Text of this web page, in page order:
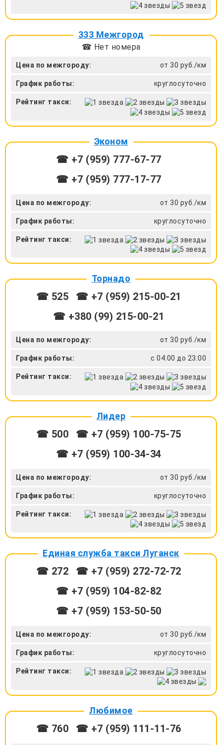
333 Межгород
☎ Нет номера
Цена по межгороду: от 30 руб./км
График работы: круглосуточно
Рейтинг такси:
Эконом
☎ +7 (959) 777-67-77
☎ +7 (959) 777-17-77
Цена по межгороду: от 30 руб./км
График работы: круглосуточно
Рейтинг такси:
Торнадо
☎ 525
☎ +7 (959) 215-00-21
☎ +380 (99) 215-00-21
Цена по межгороду: от 30 руб./км
График работы: с 04:00 до 23:00
Рейтинг такси:
Лидер
☎ 500
☎ +7 (959) 100-75-75
☎ +7 (959) 100-34-34
Цена по межгороду: от 30 руб./км
График работы: круглосуточно
Рейтинг такси:
Единая служба такси Луганск
☎ 272
☎ +7 (959) 272-72-72
☎ ‎+7 (959) 104-82-82
☎ +7 (959) 153-50-50
Цена по межгороду: от 30 руб./км
График работы: круглосуточно
Рейтинг такси:
Любимое
☎ 760 ☎ +7 (959) 111-11-76